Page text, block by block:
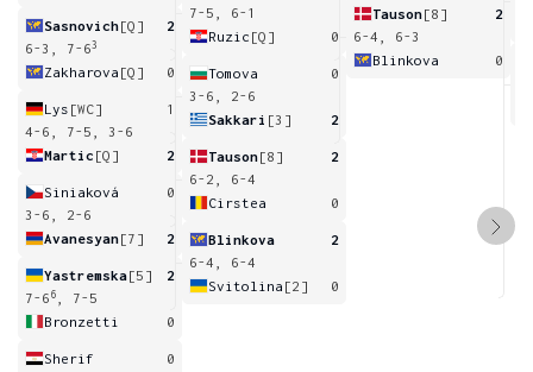
Sasnovich[Q]
2
6-3, 7-63
Zakharova [Q] 0
Lys [WC]
1
4-6, 7-5, 3-6
Martic [Q] 2
Siniaková
0
3-6, 2-6
Avanesyan[7] 2
Yastremska[5]
2
7-6 6
, 7-5
Bronzetti
0
Sherif
0
7-5, 6-1
Ruzic [Q] 0
Tomova
0
3-6, 2-6
Sakkari [3] 2
Tauson[8]
2
6-2, 6-4
Cirstea
0
Blinkova
2
6-4, 6-4
Svitolina [2] 0
Tauson[8]
2
6-4, 6-3
Blinkova
0